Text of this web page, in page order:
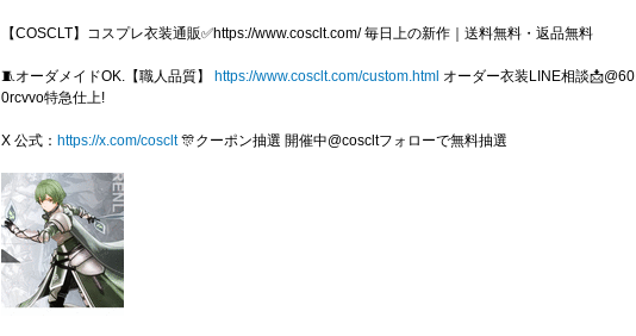
【COSCLT】コスプレ衣装通販✅https://www.cosclt.com/ 毎日上の新作｜送料無料・返品無料
🧵オーダメイドOK.【職人品質】 https://www.cosclt.com/custom.html オーダー衣装LINE相談📩@60
0rcvvo特急仕上!
X 公式： https://x.com/cosclt🎊クーポン抽選 開催中@coscltフォローで無料抽選